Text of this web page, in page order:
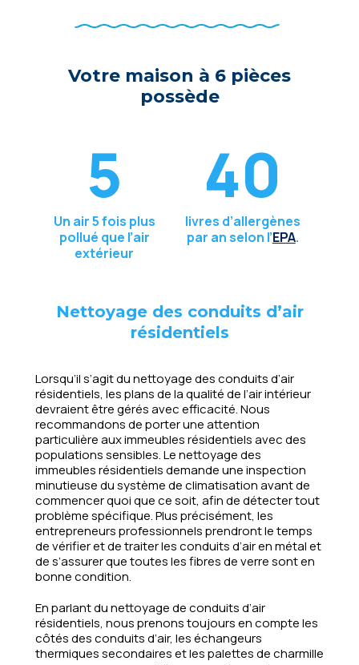
Votre maison à 6 pièces
possède
5
Un air 5 fois plus
pollué que l’air
extérieur
40
livres d’allergènes
par an selon l’EPA.
Nettoyage des conduits d’air
résidentiels
Lorsqu’il s’agit du nettoyage des conduits d’air
résidentiels, les plans de la qualité de l’air intérieur
devraient être gérés avec efficacité. Nous
recommandons de porter une attention
particulière aux immeubles résidentiels avec des
populations sensibles. Le nettoyage des
immeubles résidentiels demande une inspection
minutieuse du système de climatisation avant de
commencer quoi que ce soit, afin de détecter tout
problème spécifique. Plus précisément, les
entrepreneurs professionnels prendront le temps
de vérifier et de traiter les conduits d’air en métal et
de s’assurer que toutes les fibres de verre sont en
bonne condition.
En parlant du nettoyage de conduits d’air
résidentiels, nous prenons toujours en compte les
côtés des conduits d’air, les échangeurs
thermiques secondaires et les palettes de charmille